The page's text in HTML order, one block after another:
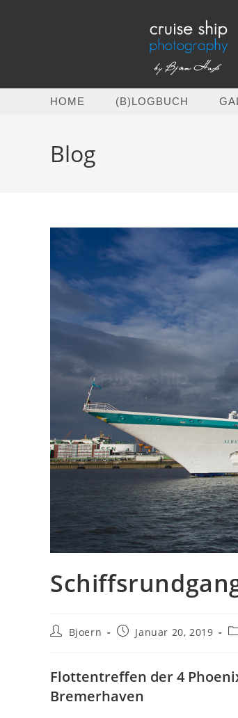
HOME (B)LOGBUCH
Blog
Beitrags-
Bjoern
BeitragJanuar 20, 2019
Flottentreffen der 4
Bremerhaven